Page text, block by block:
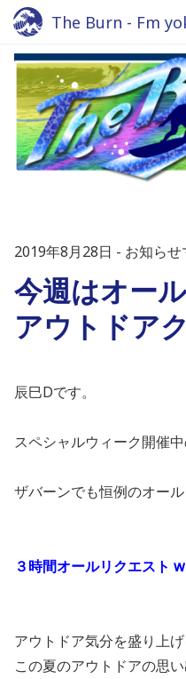
The Burn - Fm
2019年8月28日 お知らせ
今週はオー
アウトドア
辰巳Dです。
スペシャルウィーク開催中
ザバーンでも恒例のオー
３時間オールリクエスト
アウトドア気分を盛り上
この夏のアウトドアの思